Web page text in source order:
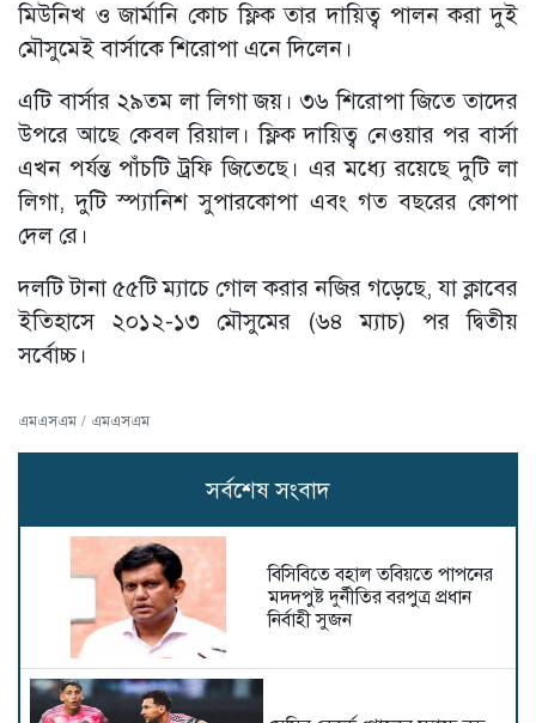
মিউনিখ ও জার্মানি কোচ ফ্লিক তার দায়িত্ব পালন করা দুই
মৌসুমেই বার্সাকে শিরোপা এনে দিলেন।
এটি বার্সার ২৯তম লা লিগা জয়। ৩৬ শিরোপা জিতে তাদের
উপরে আছে কেবল রিয়াল। ফ্লিক দায়িত্ব নেওয়ার পর বার্সা
এখন পর্যন্ত পাঁচটি ট্রফি জিতেছে। এর মধ্যে রয়েছে দুটি লা
লিগা, দুটি স্প্যানিশ সুপারকোপা এবং গত বছরের কোপা
দেল রে।
দলটি টানা ৫৫টি ম্যাচে গোল করার নজির গড়েছে, যা ক্লাবের
ইতিহাসে ২০১২-১৩ মৌসুমের (৬৪ ম্যাচ) পর দ্বিতীয়
সর্বোচ্চ।
এমএসএম / এমএসএম
সর্বশেষ সংবাদ
বিসিবিতে বহাল তবিয়তে পাপনের
মদদপুষ্ট দুর্নীতির বরপুত্র প্রধান
নির্বাহী সুজন